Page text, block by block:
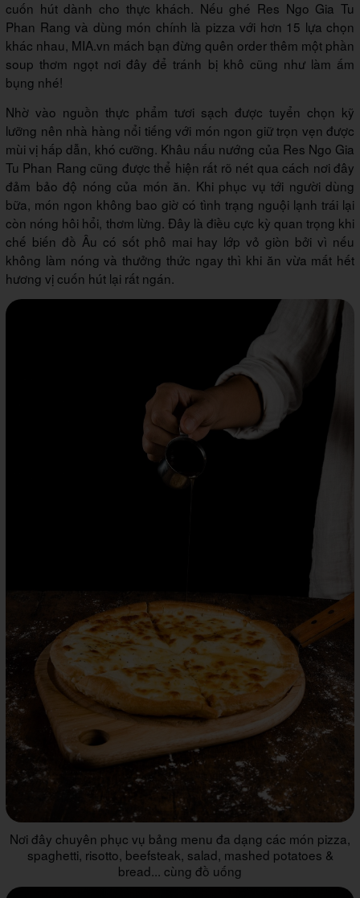
cuốn hút dành cho thực khách. Nếu ghé Res Ngo Gia Tu
Phan Rang và dùng món chính là pizza với hơn 15 lựa chọn
khác nhau, MIA.vn mách bạn đừng quên order thêm một phần
soup thơm ngọt nơi đây để tránh bị khô cũng như làm ấm
bụng nhé!
Nhờ vào nguồn thực phẩm tươi sạch được tuyển chọn kỹ
lưỡng nên nhà hàng nổi tiếng với món ngon giữ trọn vẹn được
mùi vị hấp dẫn, khó cưỡng. Khâu nấu nướng của Res Ngo Gia
Tu Phan Rang cũng được thể hiện rất rõ nét qua cách nơi đây
đảm bảo độ nóng của món ăn. Khi phục vụ tới người dùng
bữa, món ngon không bao giờ có tình trạng nguội lạnh trái lại
còn nóng hôi hổi, thơm lừng. Đây là điều cực kỳ quan trọng khi
chế biến đồ Âu có sốt phô mai hay lớp vỏ giòn bởi vì nếu
không làm nóng và thưởng thức ngay thì khi ăn vừa mất hết
hương vị cuốn hút lại rất ngán.
Nơi đây chuyên phục vụ bảng menu đa dạng các món pizza,
spaghetti, risotto, beefsteak, salad, mashed potatoes &
bread... cùng đồ uống